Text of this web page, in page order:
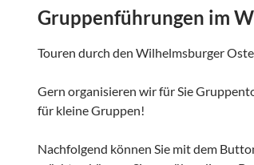
Gruppenführungen im
Touren durch den Wilhelmsburger
Gern organisieren wir für Sie
für kleine Gruppen!
Nachfolgend können Sie mit dem